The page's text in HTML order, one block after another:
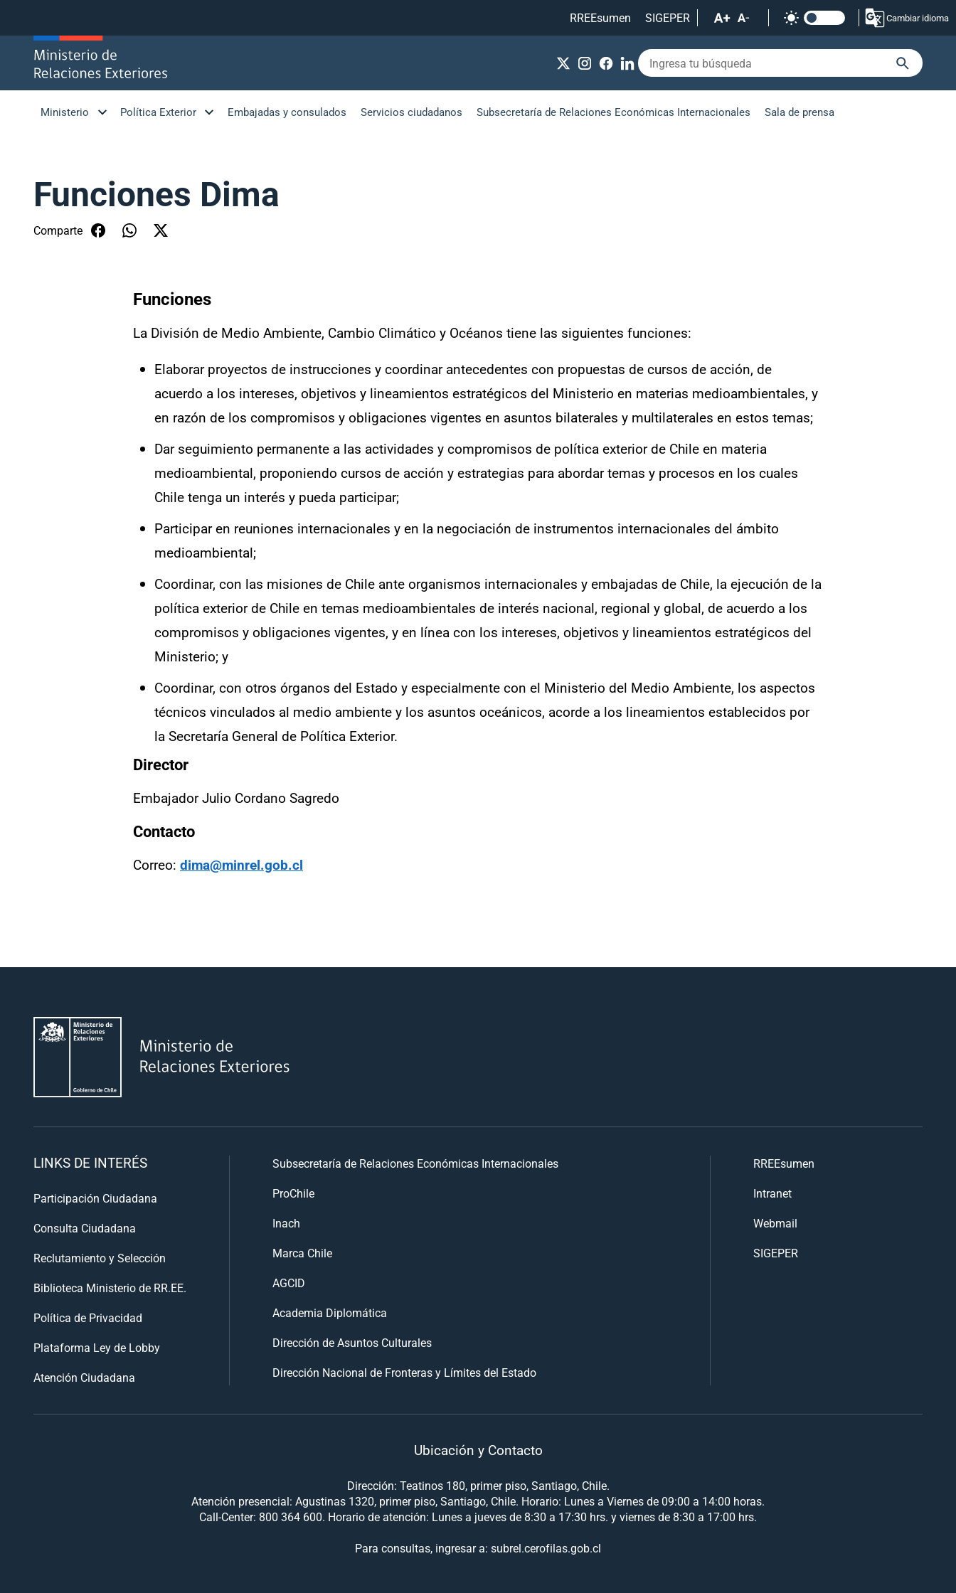
RREEsumen
SIGEPER Cambiar idioma
Ministerio Política Exterior Embajadas y consulados Servicios ciudadanos Subsecretaría de Relaciones Económicas Internacionales Sala de prensa
Funciones Dima
Comparte
Funciones
La División de Medio Ambiente, Cambio Climático y Océanos tiene las siguientes funciones:
Elaborar proyectos de instrucciones y coordinar antecedentes con propuestas de cursos de acción, de
acuerdo a los intereses, objetivos y lineamientos estratégicos del Ministerio en materias medioambientales, y
en razón de los compromisos y obligaciones vigentes en asuntos bilaterales y multilaterales en estos temas;
Dar seguimiento permanente a las actividades y compromisos de política exterior de Chile en materia
medioambiental, proponiendo cursos de acción y estrategias para abordar temas y procesos en los cuales
Chile tenga un interés y pueda participar;
Participar en reuniones internacionales y en la negociación de instrumentos internacionales del ámbito
medioambiental;
Coordinar, con las misiones de Chile ante organismos internacionales y embajadas de Chile, la ejecución de la
política exterior de Chile en temas medioambientales de interés nacional, regional y global, de acuerdo a los
compromisos y obligaciones vigentes, y en línea con los intereses, objetivos y lineamientos estratégicos del
Ministerio; y
Coordinar, con otros órganos del Estado y especialmente con el Ministerio del Medio Ambiente, los aspectos
técnicos vinculados al medio ambiente y los asuntos oceánicos, acorde a los lineamientos establecidos por
la Secretaría General de Política Exterior.
Director
Embajador Julio Cordano Sagredo
Contacto
Correo: dima@minrel.gob.cl
LINKS DE INTERÉS
Participación Ciudadana
Consulta Ciudadana
Reclutamiento y Selección
Biblioteca Ministerio de RR.EE.
Política de Privacidad
Plataforma Ley de Lobby
Atención Ciudadana
Subsecretaría de Relaciones Económicas Internacionales
ProChile
Inach
Marca Chile
AGCID
Academia Diplomática
Dirección de Asuntos Culturales
Dirección Nacional de Fronteras y Límites del Estado
RREEsumen
Intranet
Webmail
SIGEPER
Ubicación y Contacto
Dirección: Teatinos 180, primer piso, Santiago, Chile.
Atención presencial: Agustinas 1320, primer piso, Santiago, Chile. Horario: Lunes a Viernes de 09:00 a 14:00 horas.
Call-Center: 800 364 600. Horario de atención: Lunes a jueves de 8:30 a 17:30 hrs. y viernes de 8:30 a 17:00 hrs.
Para consultas, ingresar a: subrel.cerofilas.gob.cl